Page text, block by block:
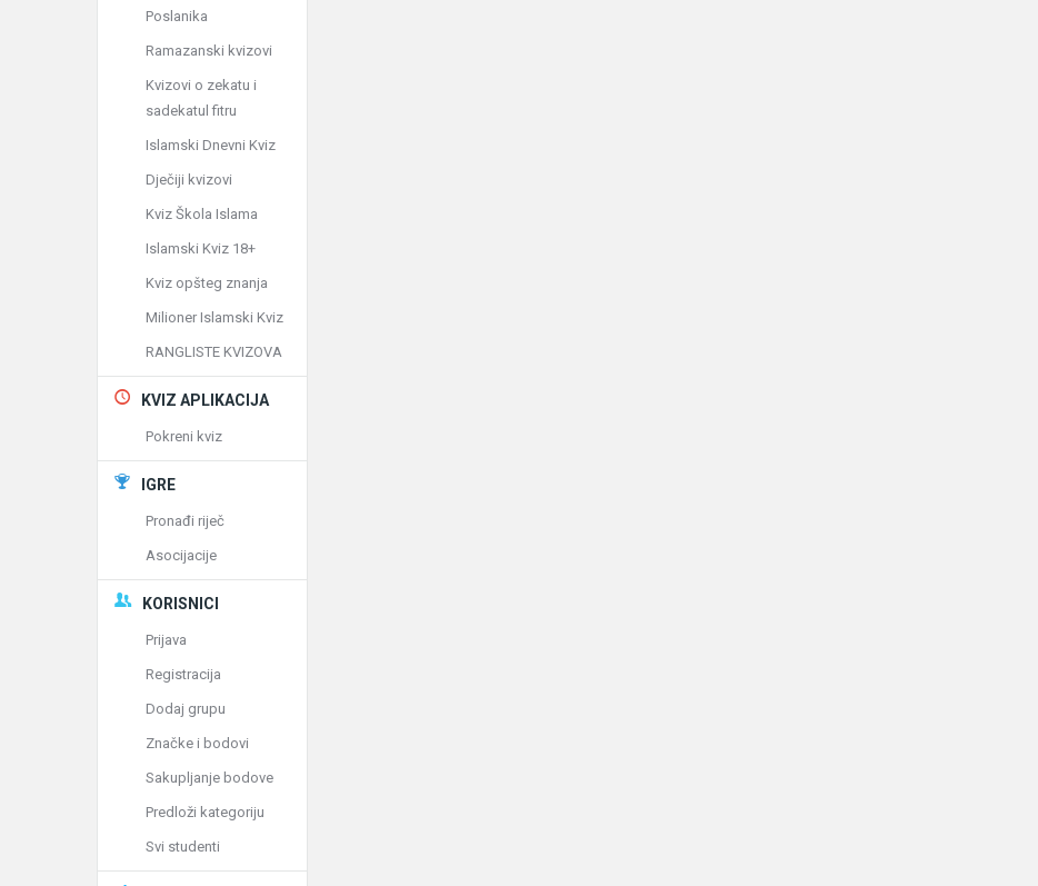
Poslanika
Ramazanski kvizovi
Kvizovi o zekatu i
sadekatul fitru
Islamski Dnevni Kviz
Dječiji kvizovi
Kviz Škola Islama
Islamski Kviz 18+
Kviz opšteg znanja
Milioner Islamski Kviz
RANGLISTE KVIZOVA
KVIZ APLIKACIJA
Pokreni kviz
IGRE
Pronađi riječ
Asocijacije
KORISNICI
Prijava
Registracija
Dodaj grupu
Značke i bodovi
Sakupljanje bodove
Predloži kategoriju
Svi studenti